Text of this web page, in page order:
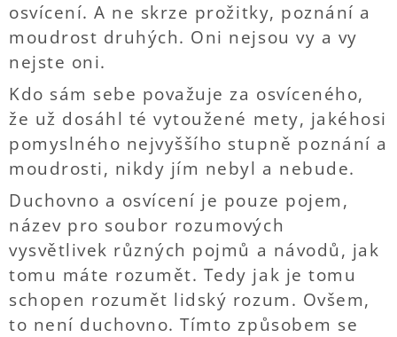
osvícení. A ne skrze prožitky, poznání a
moudrost druhých. Oni nejsou vy a vy
nejste oni.
Kdo sám sebe považuje za osvíceného,
že už dosáhl té vytoužené mety, jakéhosi
pomyslného nejvyššího stupně poznání a
moudrosti, nikdy jím nebyl a nebude.
Duchovno a osvícení je pouze pojem,
název pro soubor rozumových
vysvětlivek různých pojmů a návodů, jak
tomu máte rozumět. Tedy jak je tomu
schopen rozumět lidský rozum. Ovšem,
to není duchovno. Tímto způsobem se